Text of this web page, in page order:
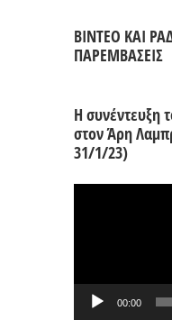
ΒΙΝΤΕΟ ΚΑΙ
ΠΑΡΕΜΒΑΣΕΙΣ
Η συνέντευξη
στον Άρη
31/1/23)
00:00